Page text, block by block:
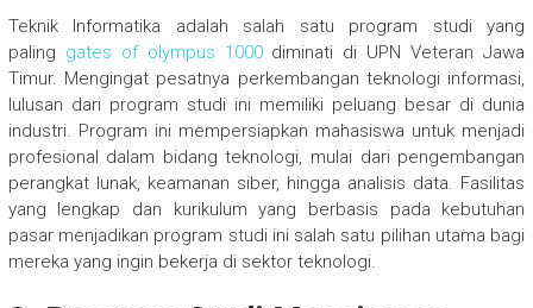
Teknik Informatika adalah salah satu program studi yang
paling gates of olympus 1000diminati di UPN Veteran Jawa
Timur. Mengingat pesatnya perkembangan teknologi informasi,
lulusan dari program studi ini memiliki peluang besar di dunia
industri. Program ini mempersiapkan mahasiswa untuk menjadi
profesional dalam bidang teknologi, mulai dari pengembangan
perangkat lunak, keamanan siber, hingga analisis data. Fasilitas
yang lengkap dan kurikulum yang berbasis pada kebutuhan
pasar menjadikan program studi ini salah satu pilihan utama bagi
mereka yang ingin bekerja di sektor teknologi.